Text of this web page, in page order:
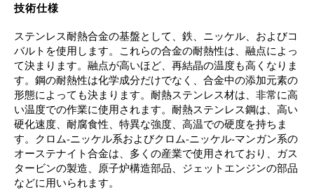
技術仕様
ステンレス耐熱合金の基盤として、鉄、ニッケル、およびコ
バルトを使用します。これらの合金の耐熱性は、融点によっ
て決まります。融点が高いほど、再結晶の温度も高くなりま
す。鋼の耐熱性は化学成分だけでなく、合金中の添加元素の
形態によっても決まります。耐熱ステンレス材は、非常に高
い温度での作業に使用されます。耐熱ステンレス鋼は、高い
硬化速度、耐腐食性、特異な強度、高温での硬度を持ちま
す。クロム-ニッケル系およびクロム-ニッケル-マンガン系の
オーステナイト合金は、多くの産業で使用されており、ガス
タービンの製造、原子炉構造部品、ジェットエンジンの部品
などに用いられます。